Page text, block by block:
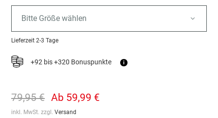
Bitte Größe wählen
Lieferzeit 2-3 Tage
+92 bis +320 Bonuspunkte i
79,95 € Ab 59,99 €
inkl. MwSt. zzgl. Versand